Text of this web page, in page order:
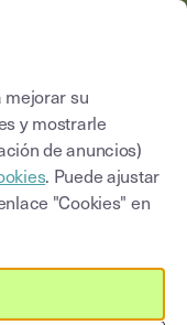
PANDADOC
a
mejorar su
y mostrarle
de anuncios)
. Puede ajustar
"Cookies" en